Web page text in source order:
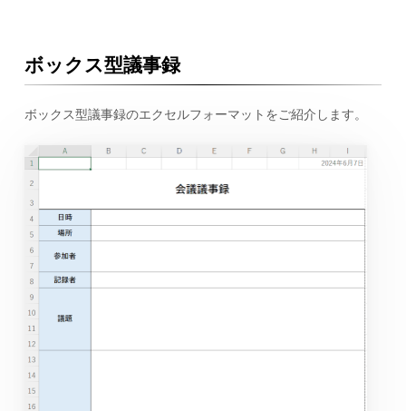
ボックス型議事録
ボックス型議事録のエクセルフォーマットをご紹介します。